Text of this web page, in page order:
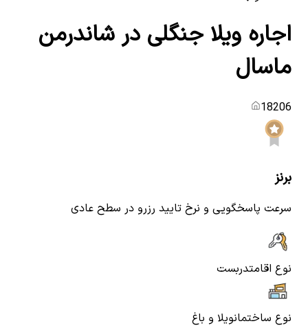
اجاره ویلا جنگلی در شاندرمن
ماسال
18206
برنز
سرعت پاسخگویی و نرخ تایید رزرو در سطح عادی
نوع اقامتدربست
نوع ساختمانویلا و باغ